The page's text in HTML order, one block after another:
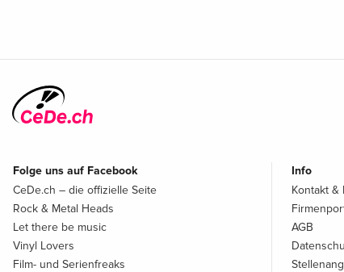
Folge uns auf Facebook
CeDe.ch – die offizielle Seite
Rock & Metal Heads
Let there be music
Vinyl Lovers
Film- und Serienfreaks
Info
Kontakt &
AGB